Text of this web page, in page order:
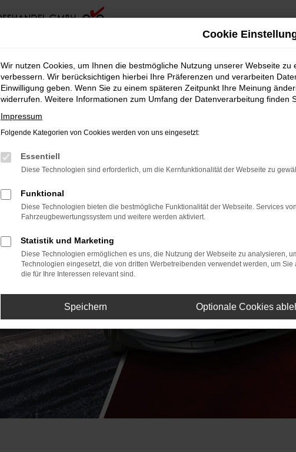
Cookie
Wir nutzen Cookies, um Ihnen die bestmögliche Nutzung unserer Webseite
verbessern. Wir berücksichtigen hierbei Ihre Präferenzen und verarbeiten
Einwilligung geben. Wenn Sie zu einem späteren Zeitpunkt Ihre Meinung
widerrufen. Weitere Informationen zum Umfang der Datenverarbeitung finden
Impressum
Folgende Kategorien von Cookies werden von uns eingesetzt:
Essentiell
Diese Technologien sind erforderlich, um die Kernfunktionalität der Webseite zu
Funktional
Diese Technologien bieten die bestmögliche Funktionalität der Webseite. Services
Fahrzeugbewertungssystem und weitere werden aktiviert.
Statistik und Marketing
Diese Technologien ermöglichen es uns, die Nutzung der Webseite zu analysieren,
Technologien eingesetzt, die von dritten Werbetreibenden verwendet werden, um
die für Ihre Interessen relevant sind.
Speichern Optionale Cookies